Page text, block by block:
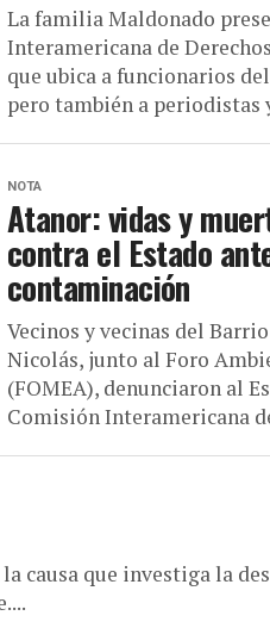
La familia Maldonado
Interamericana de
que ubica a funcionarios
pero también a periodistas
NOTA
Atanor: vidas y
contra el Estado
contaminación
Vecinos y vecinas del
Nicolás, junto al Foro
(FOMEA), denunciaron al
Comisión Interamericana
causa que investiga la